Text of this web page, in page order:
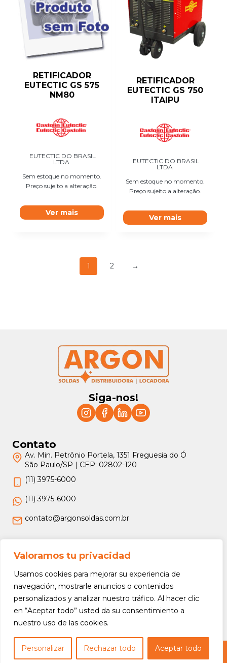
Valoramos tu privacidad
Usamos cookies para mejorar su experiencia de
navegación, mostrarle anuncios o contenidos
personalizados y analizar nuestro tráfico. Al hacer clic
en “Aceptar todo” usted da su consentimiento a
nuestro uso de las cookies.
Personalizar Rechazar todo Aceptar todo
RETIFICADOR
EUTECTIC GS 575
NM80
EUTECTIC DO BRASIL
LTDA
Sem estoque no momento.
Preço sujeito a alteração.
Ver mais
RETIFICADOR
EUTECTIC GS 750
ITAIPU
EUTECTIC DO BRASIL
LTDA
Sem estoque no momento.
Preço sujeito a alteração.
Ver mais
1 2 →
Siga-nos!
Contato
Av. Min. Petrônio Portela, 1351 Freguesia do Ó
São Paulo/SP | CEP: 02802-120
(11) 3975-6000
(11) 3975-6000
contato@argonsoldas.com.br
Jurídico
Termos e Condições
Política de Privacidade
Política de Devolução e Reembolso
Copyright © 2026 Argon Soldas (Lei 9610 de 19/02/1998) - Todos os direitos
reservados.